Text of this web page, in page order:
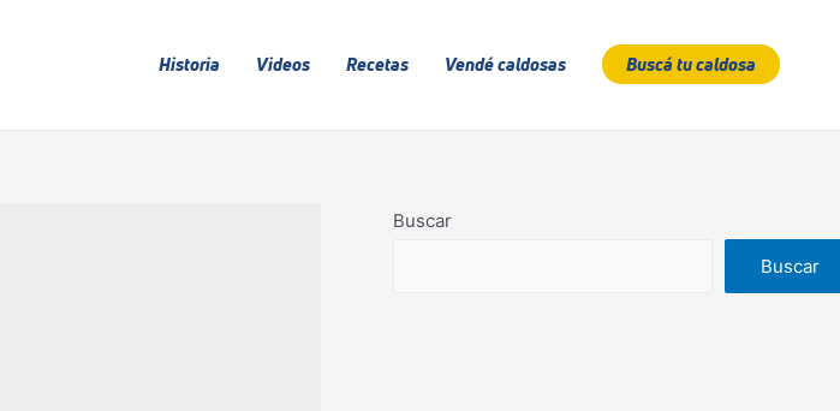
Historia Videos Recetas Vendé caldosas Buscá tu caldosa
Buscar
Buscar